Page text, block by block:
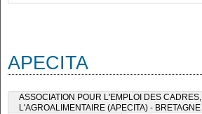
APECITA
ASSOCIATION POUR L'EMPLOI DES
L'AGROALIMENTAIRE (APECITA) - BRETAGNE